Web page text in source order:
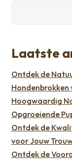
Laatste
Ontdek de
Hondenbrokken
Hoogwaardig
Opgroeiende
Ontdek de
voor Jouw
Ontdek de